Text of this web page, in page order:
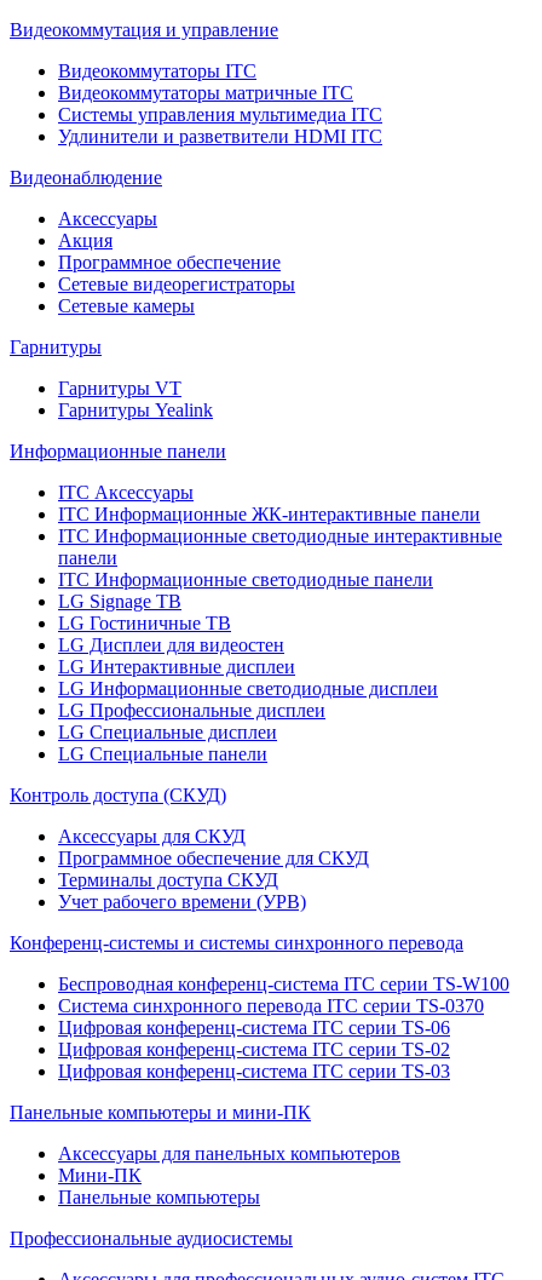
Видеокоммутация и управление
Видеокоммутаторы ITC
Видеокоммутаторы матричные ITC
Системы управления мультимедиа ITC
Удлинители и разветвители HDMI ITC
Видеонаблюдение
Аксессуары
Акция
Программное обеспечение
Сетевые видеорегистраторы
Сетевые камеры
Гарнитуры
Гарнитуры VT
Гарнитуры Yealink
Информационные панели
ITC Аксессуары
ITC Информационные ЖК-интерактивные панели
ITC Информационные светодиодные интерактивные
панели
ITC Информационные светодиодные панели
LG Signage ТВ
LG Гостиничные ТВ
LG Дисплеи для видеостен
LG Интерактивные дисплеи
LG Информационные светодиодные дисплеи
LG Профессиональные дисплеи
LG Специальные дисплеи
LG Специальные панели
Контроль доступа (СКУД)
Аксессуары для СКУД
Программное обеспечение для СКУД
Терминалы доступа СКУД
Учет рабочего времени (УРВ)
Конференц-системы и системы синхронного перевода
Беспроводная конференц-система ITC серии TS-W100
Система синхронного перевода ITC серии TS-0370
Цифровая конференц-система ITC серии TS-06
Цифровая конференц-система ITC серии TS-02
Цифровая конференц-система ITC серии TS-03
Панельные компьютеры и мини-ПК
Аксессуары для панельных компьютеров
Мини-ПК
Панельные компьютеры
Профессиональные аудиосистемы